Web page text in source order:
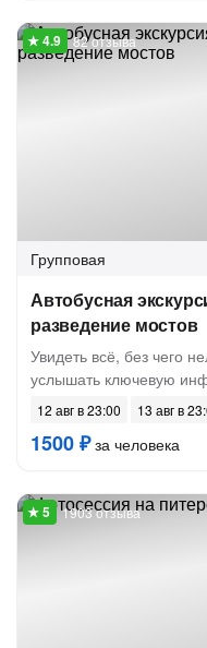
82 отзыва
Групповая
Автобусная
разведение мостов
Увидеть всё, без чего
услышать ключевую
12 авг в 23:00 13 авг в
1500 ₽за человека
1903 отзыва